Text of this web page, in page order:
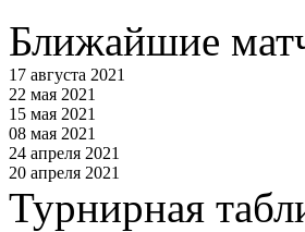
Ближайшие
17 августа 2021
22 мая 2021
15 мая 2021
08 мая 2021
24 апреля 2021
20 апреля 2021
Турнирная